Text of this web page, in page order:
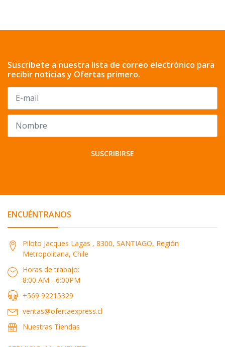
Suscríbete a nuestra lista de correo electrónico para
recibir noticias y Ofertas primero.
SUSCRIBIRSE
ENCUÉNTRANOS
Piloto Jacques Lagas , 8300, SANTIAGO, Región
Metropolitana, Chile
Horas de trabajo:
8:00 AM - 6:00PM
+569 92215329
ventas@ofertaexpress.cl
Nuestras Tiendas